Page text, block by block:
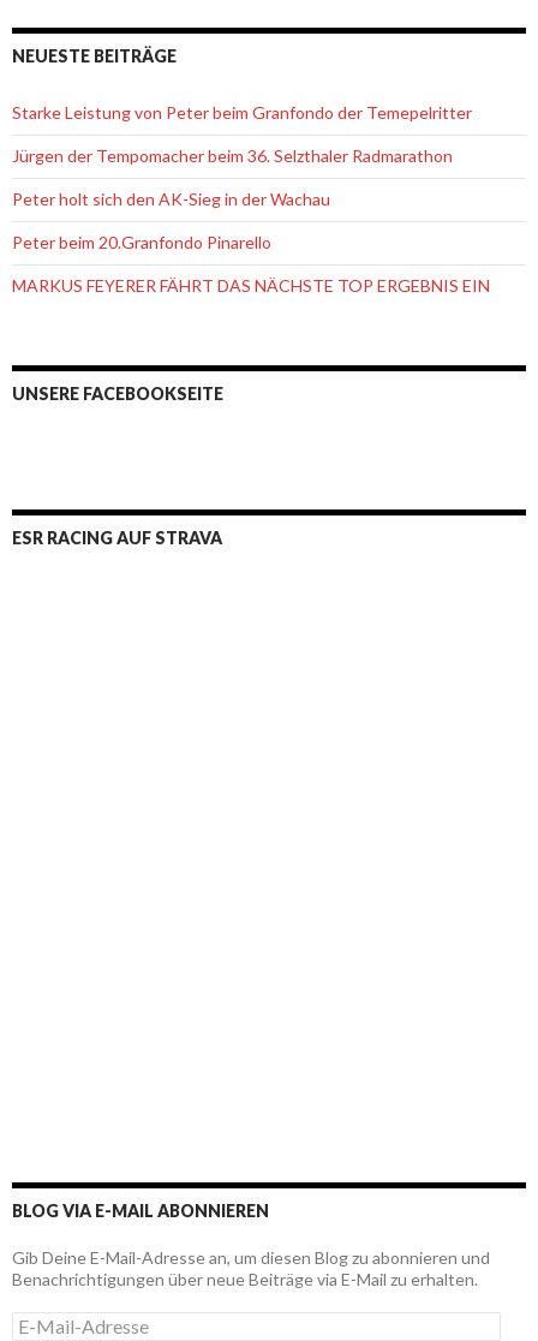
NEUESTE BEITRÄGE
Starke Leistung von Peter beim Granfondo der Temepelritter
Jürgen der Tempomacher beim 36. Selzthaler Radmarathon
Peter holt sich den AK-Sieg in der Wachau
Peter beim 20.Granfondo Pinarello
MARKUS FEYERER FÄHRT DAS NÄCHSTE TOP ERGEBNIS EIN
UNSERE FACEBOOKSEITE
ESR RACING AUF STRAVA
BLOG VIA E-MAIL ABONNIEREN
Gib Deine E-Mail-Adresse an, um diesen Blog zu abonnieren und
Benachrichtigungen über neue Beiträge via E-Mail zu erhalten.
E